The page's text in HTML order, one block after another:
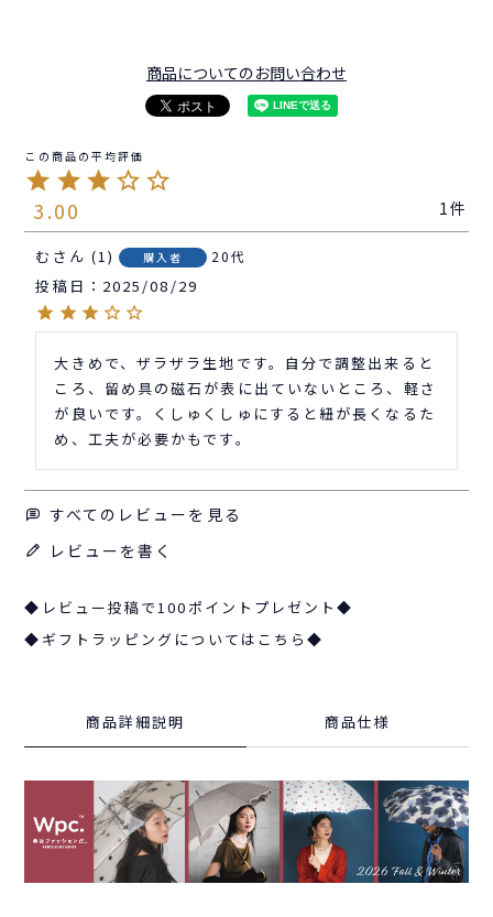
商品についてのお問い合わせ
3.00 1
む 1 購入者 20代
投稿日 2025/08/29
大きめで、ザラザラ生地です。自分で調整出来ると
ころ、留め具の磁石が表に出ていないところ、軽さ
が良いです。くしゅくしゅにすると紐が長くなるた
め、工夫が必要かもです。
すべてのレビューを見る
レビューを書く
◆レビュー投稿で100ポイントプレゼント◆
◆ギフトラッピングについてはこちら◆
商品詳細説明 商品仕様